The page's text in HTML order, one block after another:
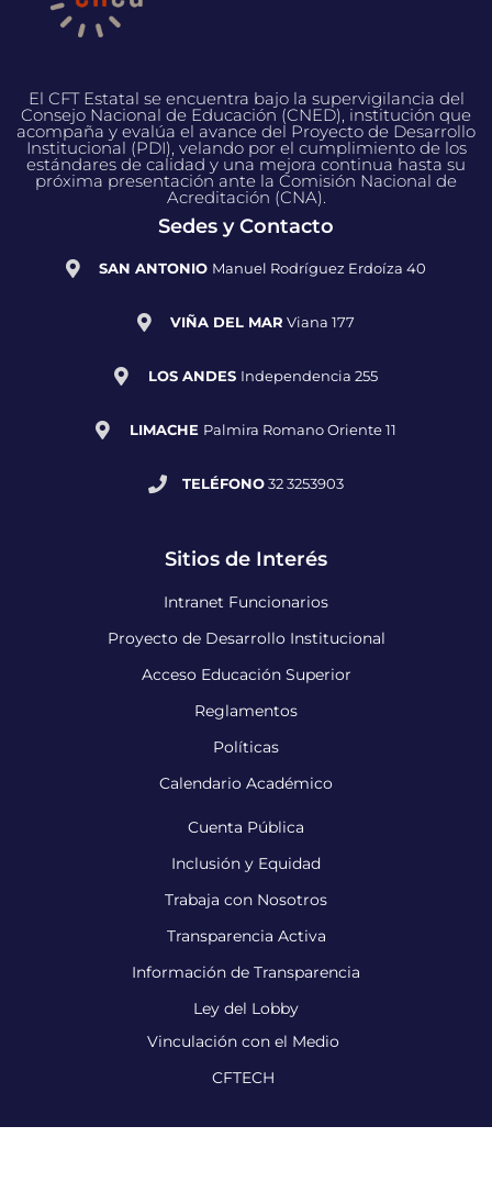
El CFT Estatal se encuentra bajo la supervigilancia del
Consejo Nacional de Educación (CNED), institución que
acompaña y evalúa el avance del Proyecto de Desarrollo
Institucional (PDI), velando por el cumplimiento de los
estándares de calidad y una mejora continua hasta su
próxima presentación ante la Comisión Nacional de
Acreditación (CNA).
Sedes y Contacto
SAN ANTONIO Manuel Rodríguez Erdoíza 40
VIÑA DEL MAR Viana 177
LOS ANDES Independencia 255
LIMACHE Palmira Romano Oriente 11
TELÉFONO32 3253903
Sitios de Interés
Intranet Funcionarios
Proyecto de Desarrollo Institucional
Acceso Educación Superior
Reglamentos
Políticas
Calendario Académico
Cuenta Pública
Inclusión y Equidad
Trabaja con Nosotros
Transparencia Activa
Información de Transparencia
Ley del Lobby
Vinculación con el Medio
CFTECH